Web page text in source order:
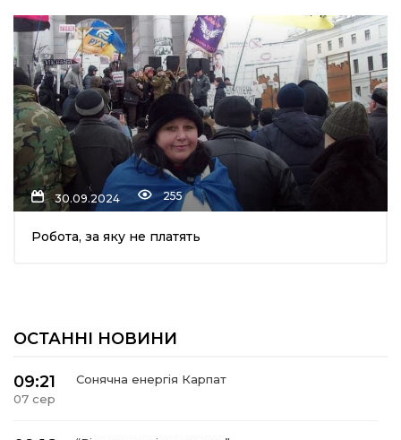
вісті
30.09.2024 255
Робота, за яку не платять
ОСТАННІ НОВИНИ
09:21
07 сер
Сонячна енергія Карпат